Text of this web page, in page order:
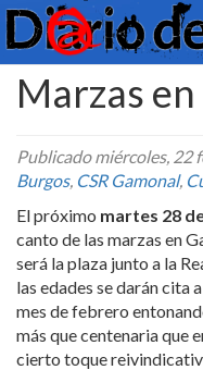
Marzas
Publicadomiércoles, 22
Burgos, CSR Gamonal,
El próximo martes 28
canto de las marzas en
será la plaza junto a la
las edades se darán cita
mes de febrero
más que centenaria que
cierto toque